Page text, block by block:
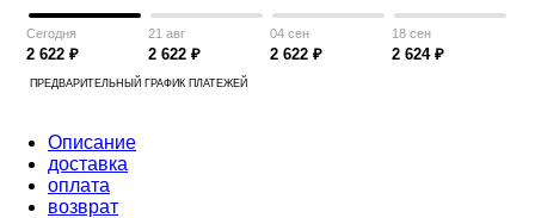
Сегодня
2 622 ₽
21 авг
2 622 ₽
04 сен
2 622 ₽
18 сен
2 624 ₽
ПРЕДВАРИТЕЛЬНЫЙ ГРАФИК ПЛАТЕЖЕЙ
Описание
доставка
оплата
возврат